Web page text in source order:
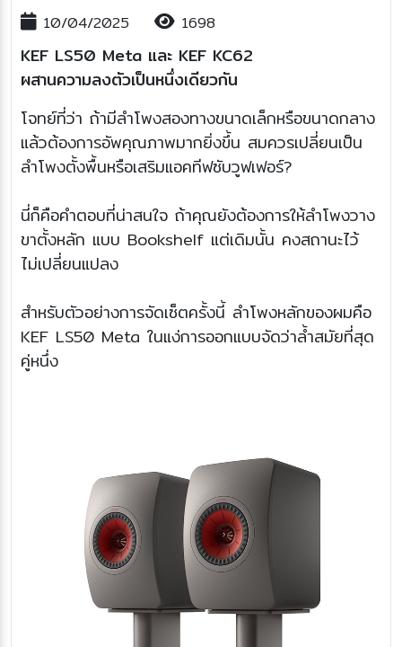
10/04/2025 1698
KEF LS50 Meta และ KEF KC62
ผสานความลงตัวเป็นหนึ่งเดียวกัน
โจทย์ที่ว่า ถ้ามีลำโพงสองทางขนาดเล็กหรือขนาดกลาง
แล้วต้องการอัพคุณภาพมากยิ่งขึ้น สมควรเปลี่ยนเป็น
ลำโพงตั้งพื้นหรือเสริมแอคทีฟซับวูฟเฟอร์?
นี่ก็คือคำตอบที่น่าสนใจ ถ้าคุณยังต้องการให้ลำโพงวาง
ขาตั้งหลัก แบบ Bookshelf แต่เดิมนั้น คงสถานะไว้
ไม่เปลี่ยนแปลง
สำหรับตัวอย่างการจัดเซ็ตครั้งนี้ ลำโพงหลักของผมคือ
KEF LS50 Meta ในแง่การออกแบบจัดว่าล้ำสมัยที่สุด
คู่หนึ่ง